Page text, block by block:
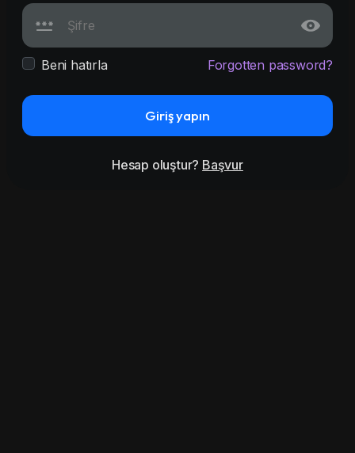
Beni hatırla Forgotten password?
Giriş yapın
Hesap oluştur? Başvur